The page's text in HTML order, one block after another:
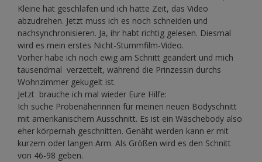
Kleine hat geschlafen und ich hatte Zeit, das Video
abzudrehen. Jetzt muss ich es noch schneiden und
nachsynchronisieren. Ja, ihr habt richtig gelesen. Diesmal
wird es mein erstes Nicht-Stummfilm-Video.
Vorher habe ich noch ewig am Schnitt geändert und mich
tausendmal verzettelt, während die Prinzessin durchs
Wohnzimmer gekugelt ist.
Jetzt brauche ich mal wieder Eure Hilfe:
Ich suche Probenäherinnen für meinen neuen Bodyschnitt
mit amerikanischem Ausschnitt. Es ist ein Wäschebody also
eher körpernah geschnitten. Genäht werden kann er mit
kurzem oder langen Arm. Als Größen wird es den Schnitt
von 46-98 geben.